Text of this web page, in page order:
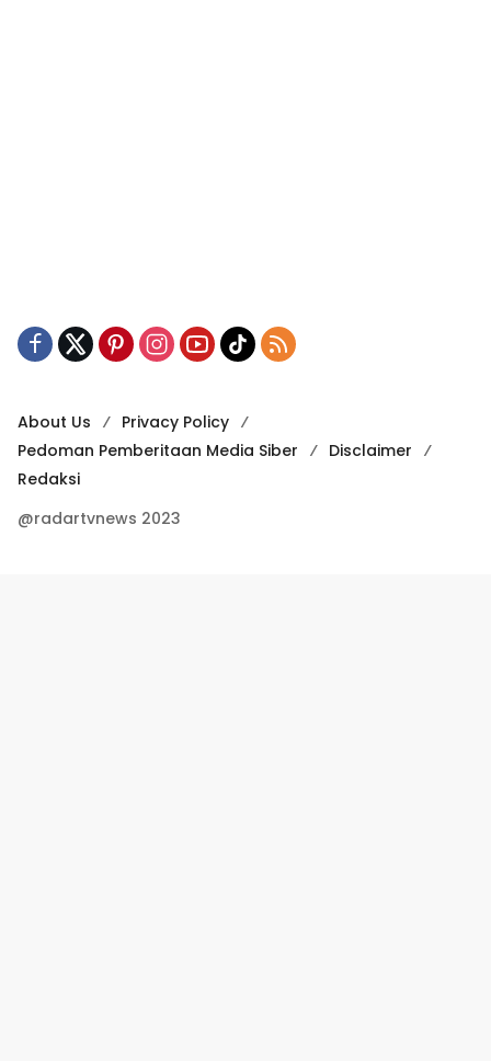
About Us
Privacy Policy
Pedoman Pemberitaan Media Siber
Disclaimer
Redaksi
@radartvnews 2023